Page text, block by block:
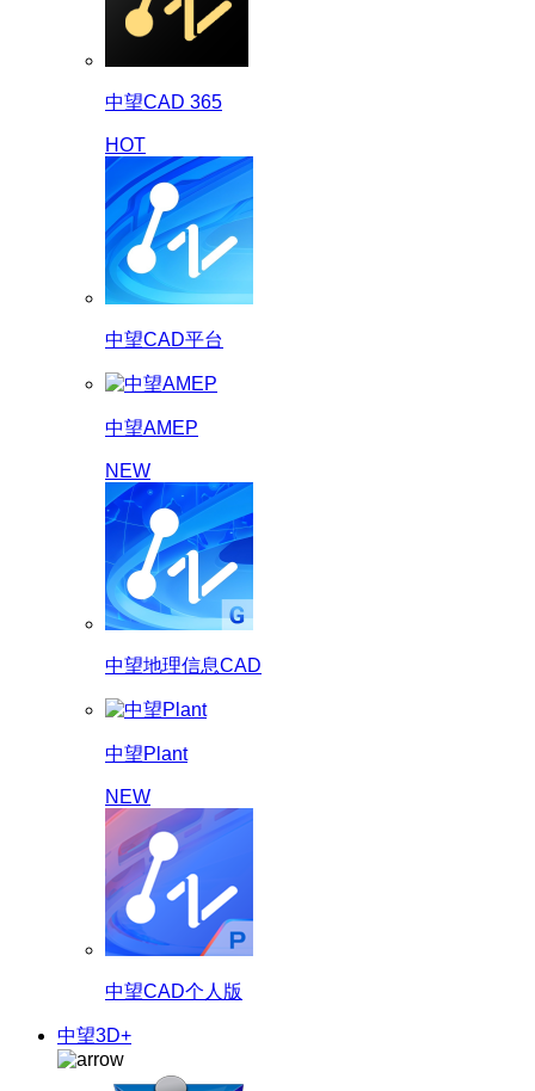
中望CAD 365
HOT
中望CAD平台
中望AMEP
NEW
中望地理信息CAD
中望Plant
NEW
中望CAD个人版
中望3D+